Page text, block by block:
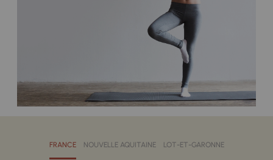
FRANCE NOUVELLE AQUITAINE LOT-ET-GARONNE